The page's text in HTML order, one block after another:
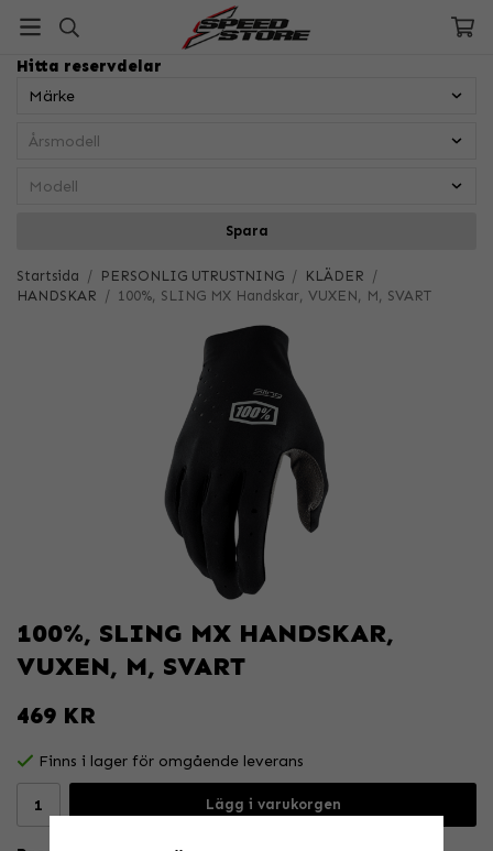
Hitta reservdelar
Spara
Startsida / PERSONLIG UTRUSTNING / KLÄDER /
HANDSKAR / 100%, SLING MX Handskar, VUXEN, M, SVART
100%, SLING MX HANDSKAR,
VUXEN, M, SVART
469 KR
Finns i lager för omgående leverans
Lägg i varukorgen